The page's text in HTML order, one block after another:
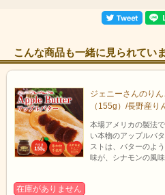
こんな商品も一緒に見られてい
ジェニーさんのり
（155g）/長野産
本場アメリカの製法
い本物のアップルバ
ストは、バターのよ
味が、シナモンの風
在庫がありません